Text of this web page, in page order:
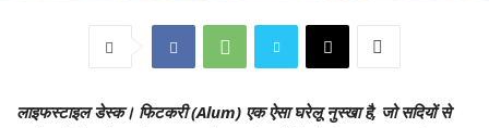
लाइफस्टाइल डेस्क। फिटकरी (Alum) एक ऐसा घरेलू नुस्खा है, जो सदियों से